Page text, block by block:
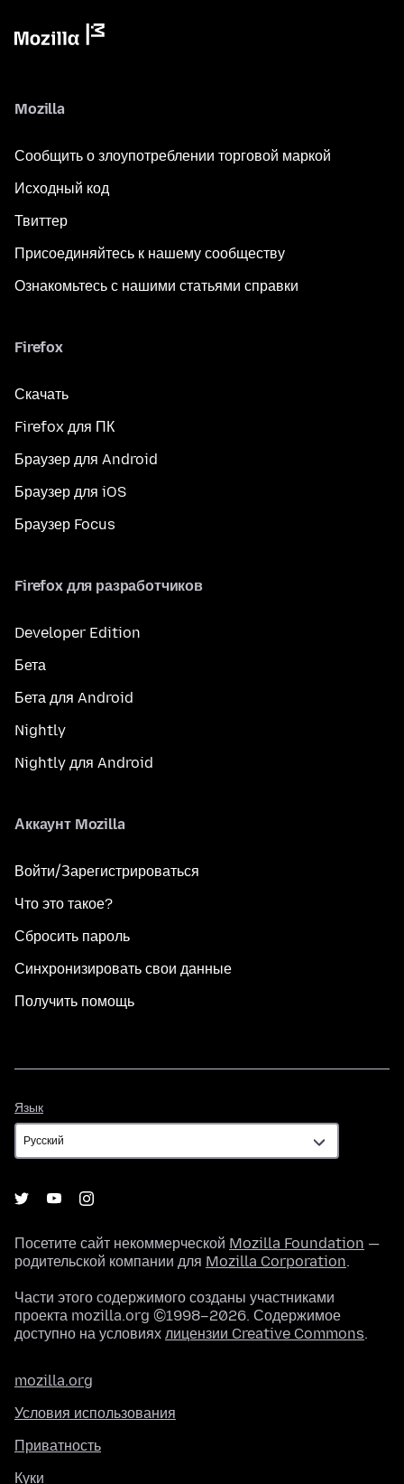
Mozilla
Сообщить о злоупотреблении торговой маркой
Исходный код
Твиттер
Присоединяйтесь к нашему сообществу
Ознакомьтесь с нашими статьями справки
Firefox
Скачать
Firefox для ПК
Браузер для Android
Браузер для iOS
Браузер Focus
Firefox для разработчиков
Developer Edition
Бета
Бета для Android
Nightly
Nightly для Android
Аккаунт Mozilla
Войти/Зарегистрироваться
Что это такое?
Сбросить пароль
Синхронизировать свои данные
Получить помощь
Язык
Посетите сайт некоммерческой Mozilla Foundation —
родительской компании для Mozilla Corporation.
Части этого содержимого созданы участниками
проекта mozilla.org ©1998–2026. Содержимое
доступно на условиях лицензии Creative Commons.
mozilla.org
Условия использования
Приватность
Куки